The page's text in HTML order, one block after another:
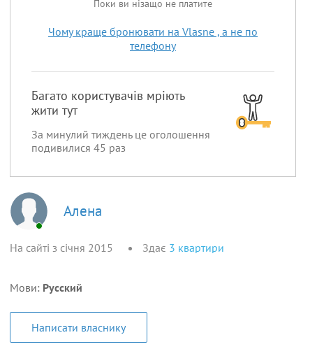
Поки ви нізащо не платите
Чому краще бронювати на Vlasne , а не по
телефону
Багато користувачів мріють
жити тут
За минулий тиждень це оголошення
подивилися 45 раз
Алена
На сайті з січня 2015 Здає 3 квартири
Мови: Русский
Написати власнику